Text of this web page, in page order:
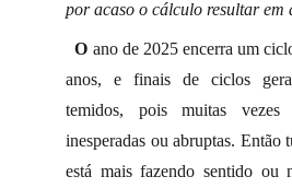
por acaso o cálculo resultar em
O ano de 2025 encerra um
anos, e finais de ciclos
temidos, pois muitas vezes
inesperadas ou abruptas. Então
está mais fazendo sentido ou